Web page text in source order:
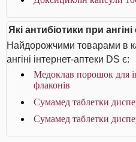
Які антибіотики при
Найдорожчими товарами в
ангіні інтернет-аптеки DS є:
Медоклав порошок для
флаконів
Сумамед таблетки
Сумамед таблетки